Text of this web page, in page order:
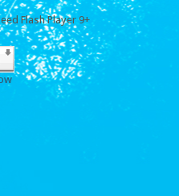
Flash Player 9+